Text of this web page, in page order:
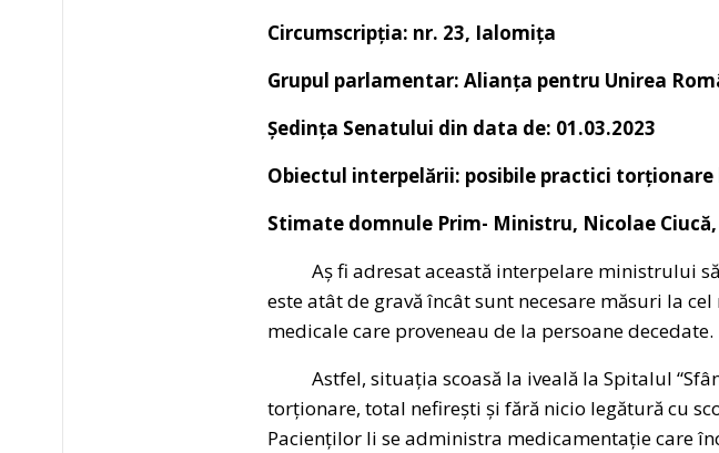
Circumscripția: nr. 23, Ialomița
Grupul parlamentar: Alianța pentru Unirea
Ședința Senatului din data de: 01.03.2023
Obiectul interpelării: posibile practici
Stimate domnule Prim- Ministru, Nicolae Ciucă,
Aș fi adresat această interpelare ministrului
este atât de gravă încât sunt necesare măsuri la
medicale care proveneau de la persoane decedate.
Astfel, situația scoasă la iveală la Spitalul
torționare, total nefirești și fără nicio legătură cu
Pacienților li se administra medicamentație care